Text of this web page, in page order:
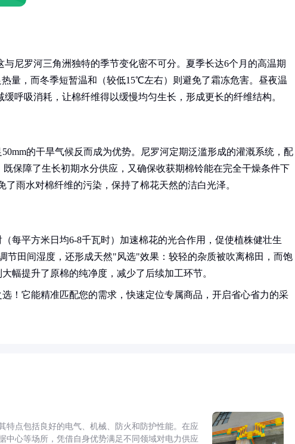
尼罗河三角洲独特的季节变化密不可分。夏季长达6个月的高温期
量，而冬季短暂温和（较低15℃左右）则避免了霜冻危害。昼夜温
呼吸消耗，让棉纤维得以缓慢均匀生长，形成更长的纤维结构。
的干旱气候反而成为优势。尼罗河定期泛滥形成的灌溉系统，配
保障了生长初期水分供应，又确保收获期棉铃能在完全干燥条件下
雨水对棉纤维的污染，保持了棉花天然的洁白光泽。
每平方米日均6-8千瓦时）加速棉花的光合作用，促使植株健壮生
节田间湿度，还形成天然"风选"效果：较轻的杂质被吹离棉田，而饱
幅提升了原棉的纯净度，减少了后续加工环节。
！它能精准匹配您的需求，快速定位专属商品，开启省心省力的采
特点包括良好的电气、机械、防火和防护性能。在应
中心等场所，凭借自身优势满足不同领域对电力供应